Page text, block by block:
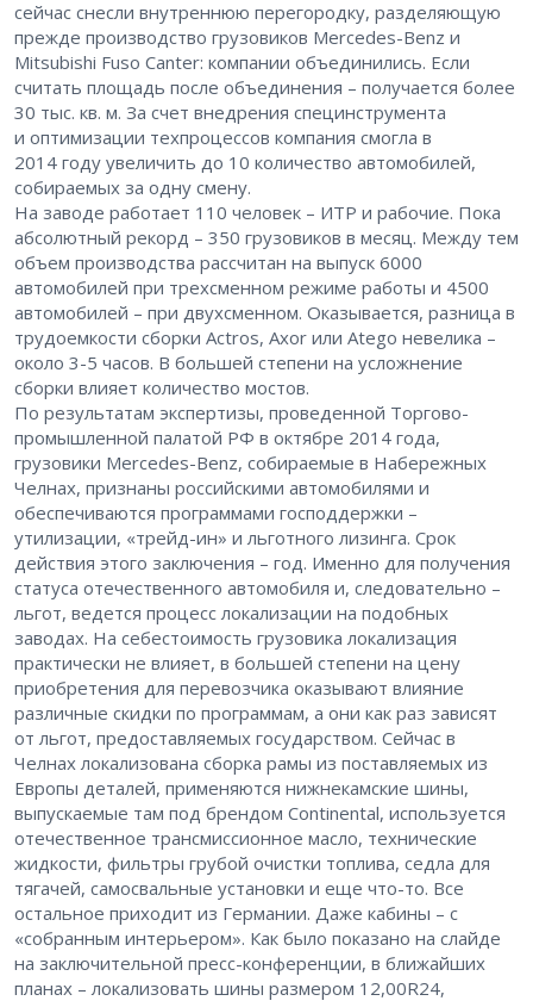
сейчас снесли внутреннюю перегородку, разделяющую
прежде производство грузовиков Mercedes-Benz и
Mitsubishi Fuso Canter: компании объединились. Если
считать площадь после объединения – получается более
30 тыс. кв. м. За счет внедрения специнструмента
и оптимизации техпроцессов компания смогла в
2014 году увеличить до 10 количество автомобилей,
собираемых за одну смену.
На заводе работает 110 человек – ИТР и рабочие. Пока
абсолютный рекорд – 350 грузовиков в месяц. Между тем
объем производства рассчитан на выпуск 6000
автомобилей при трехсменном режиме работы и 4500
автомобилей – при двухсменном. Оказывается, разница в
трудоемкости сборки Actros, Axor или Atego невелика –
около 3-5 часов. В большей степени на усложнение
сборки влияет количество мостов.
По результатам экспертизы, проведенной Торгово-
промышленной палатой РФ в октябре 2014 года,
грузовики Mercedes-Benz, собираемые в Набережных
Челнах, признаны российскими автомобилями и
обеспечиваются программами господдержки –
утилизации, «трейд-ин» и льготного лизинга. Срок
действия этого заключения – год. Именно для получения
статуса отечественного автомобиля и, следовательно –
льгот, ведется процесс локализации на подобных
заводах. На себестоимость грузовика локализация
практически не влияет, в большей степени на цену
приобретения для перевозчика оказывают влияние
различные скидки по программам, а они как раз зависят
от льгот, предоставляемых государством. Сейчас в
Челнах локализована сборка рамы из поставляемых из
Европы деталей, применяются нижнекамские шины,
выпускаемые там под брендом Continental, используется
отечественное трансмиссионное масло, технические
жидкости, фильтры грубой очистки топлива, седла для
тягачей, самосвальные установки и еще что-то. Все
остальное приходит из Германии. Даже кабины – с
«собранным интерьером». Как было показано на слайде
на заключительной пресс-конференции, в ближайших
планах – локализовать шины размером 12,00R24,